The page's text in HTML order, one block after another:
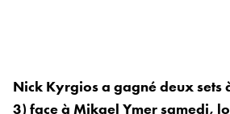
Nick Kyrgios a gagné deux sets
3) face à Mikael Ymer samedi,